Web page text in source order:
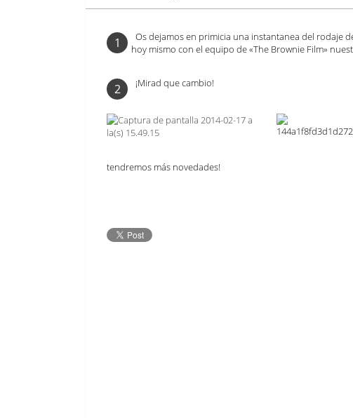
1
Os dejamos en primicia una instantanea del rodaje
hoy mismo con el equipo de «The Brownie Film»
2 ¡Mirad que cambio!
tendremos más novedades!